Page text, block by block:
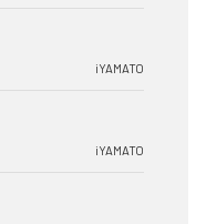
iYAMATO
iYAMATO